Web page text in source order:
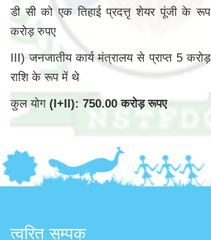
डी सी को एक तिहाई प्रदत्तृ शेयर पूंजी के
करोड़ रुपए
III) जनजातीय कार्य मंत्रालय से प्राप्त 5
राशि के रूप में थे
कुल योग (I+II): 750.00 करोड़ रूपए
त्वरित सम्पक